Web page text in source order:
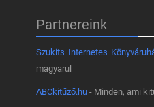
Partnereink
Szukits Internetes
magyarul
ABCkitűző.hu - Minden, ami